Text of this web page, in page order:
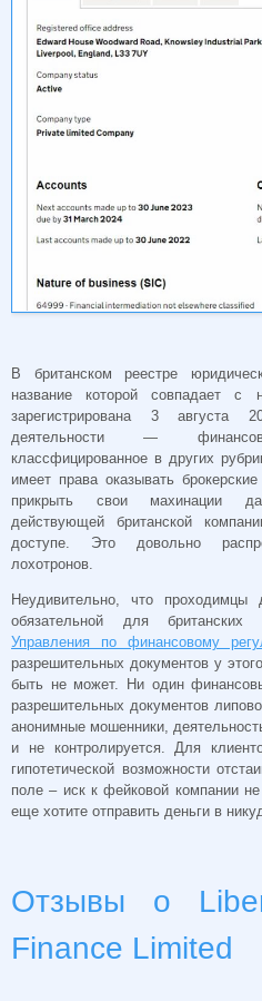
В британском реестре
название которой совпадает
зарегистрирована 3 августа
деятельности —
классфицированное в других
имеет права оказывать
прикрыть свои махинации
действующей британской
доступе. Это довольно
лохотронов.
Неудивительно, что
обязательной для британских
Управления по финансовому
разрешительных документов у
быть не может. Ни один
разрешительных документов
анонимные мошенники,
и не контролируется. Для
гипотетической возможности
поле – иск к фейковой компании
еще хотите отправить деньги в
Отзывы о
Finance Limited